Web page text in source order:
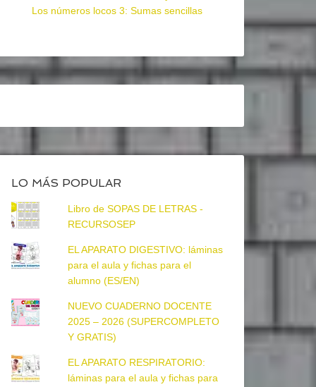
Los números locos 3: Sumas sencillas
LO MÁS POPULAR
Libro de SOPAS DE LETRAS -
RECURSOSEP
EL APARATO DIGESTIVO: láminas
para el aula y fichas para el
alumno (ES/EN)
NUEVO CUADERNO DOCENTE
2025 – 2026 (SUPERCOMPLETO
Y GRATIS)
EL APARATO RESPIRATORIO:
láminas para el aula y fichas para